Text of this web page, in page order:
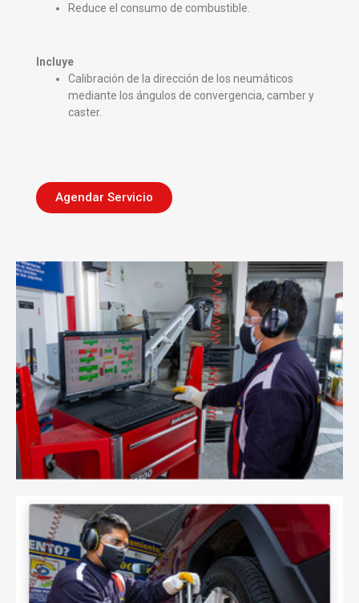
Reduce el consumo de combustible.
Incluye
Calibración de la dirección de los neumáticos
mediante los ángulos de convergencia, camber y
caster.
Agendar Servicio